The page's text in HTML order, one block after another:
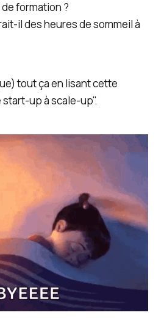
formation ?
il des heures de sommeil à
tout ça en lisant cette
up à scale-up".